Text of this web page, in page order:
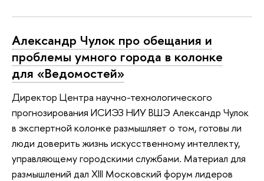
Александр Чулок про обещания и
проблемы умного города в колонке
для «Ведомостей»
Директор Центра научно-технологического
прогнозирования ИСИЭЗ НИУ ВШЭ Александр Чулок
в экспертной колонке размышляет о том, готовы ли
люди доверить жизнь искусственному интеллекту,
управляющему городскими службами. Материал для
размышлений дал XIII Московский форум лидеров